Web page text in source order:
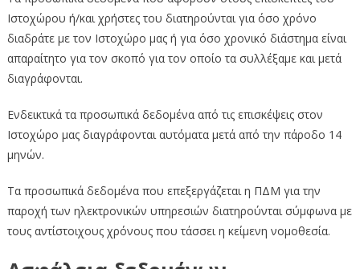
Ιστοχώρου ή/και χρήστες του διατηρούνται για όσο χρόνο
διαδράτε με τον Ιστοχώρο μας ή για όσο χρονικό διάστημα είναι
απαραίτητο για τον σκοπό για τον οποίο τα συλλέξαμε και μετά
διαγράφονται.
Ενδεικτικά τα προσωπικά δεδομένα από τις επισκέψεις στον
Ιστοχώρο μας διαγράφονται αυτόματα μετά από την πάροδο 14
μηνών.
Τα προσωπικά δεδομένα που επεξεργάζεται η ΠΔΜ για την
παροχή των ηλεκτρονικών υπηρεσιών διατηρούνται σύμφωνα με
τους αντίστοιχους χρόνους που τάσσει η κείμενη νομοθεσία.